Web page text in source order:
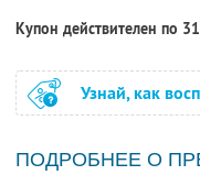
Купон действителен по
Узнай, как
ПОДРОБНЕЕ О